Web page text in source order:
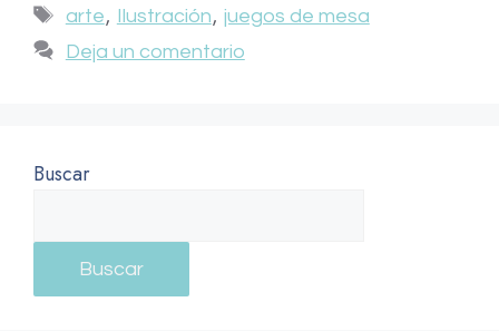
arte, Ilustración, juegos de mesa
Deja un comentario
Buscar
Buscar